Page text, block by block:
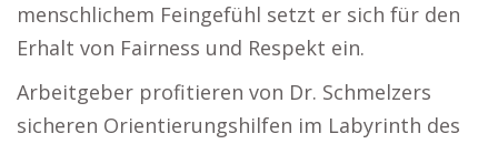
menschlichem Feingefühl setzt er sich für den
Erhalt von Fairness und Respekt ein.
Arbeitgeber profitieren von Dr. Schmelzers
sicheren Orientierungshilfen im Labyrinth des